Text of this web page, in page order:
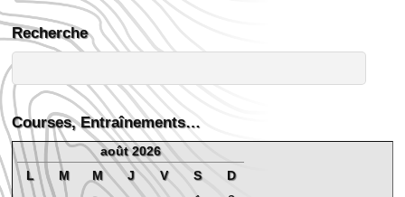
Recherche
Courses, Entraînements…
août 2026
L
M M J V S
D